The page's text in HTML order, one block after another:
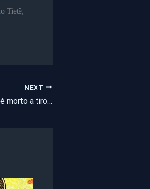
Tietê,
NEXT
Homem de 35 anos é morto a tiros no interior do Ceará